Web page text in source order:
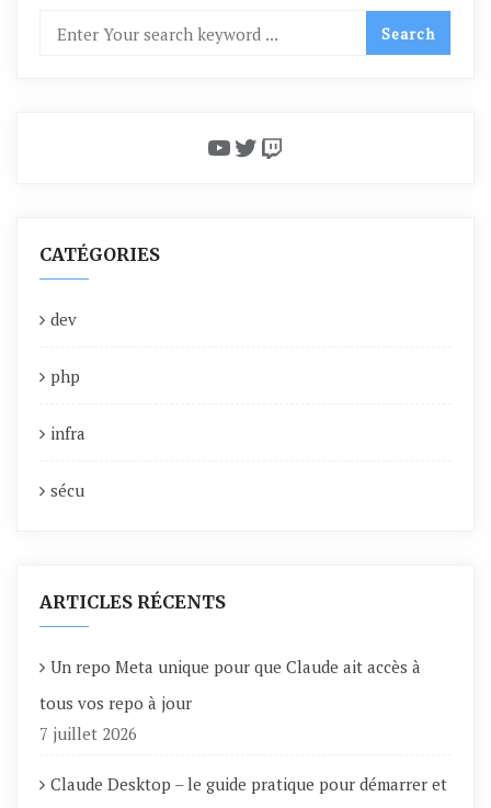
YouTube
Twitter
Twitch
CATÉGORIES
dev
php
infra
sécu
ARTICLES RÉCENTS
Un repo Meta unique pour que Claude ait accès à
tous vos repo à jour
7 juillet 2026
Claude Desktop – le guide pratique pour démarrer et